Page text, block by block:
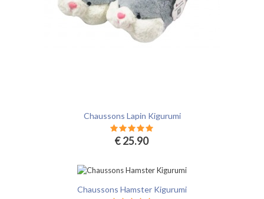
Chaussons Lapin Kigurumi
€ 25.90
Chaussons Hamster Kigurumi